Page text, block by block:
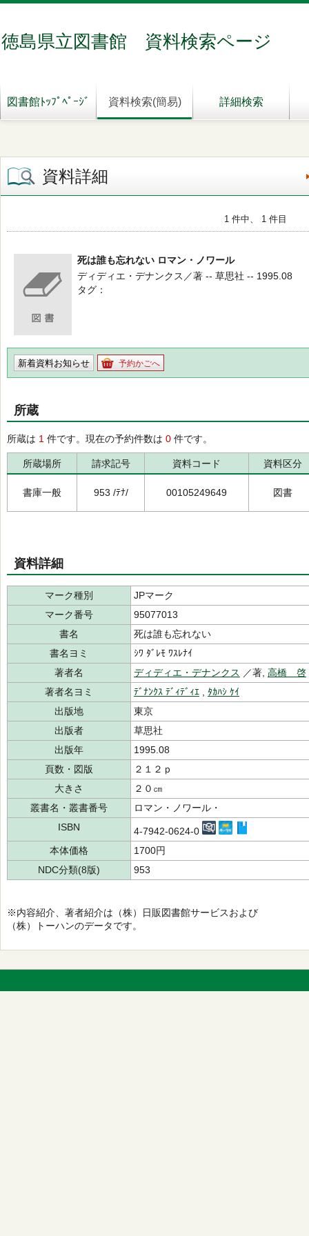
徳島県立図書館 資料検索ページ
図書館ﾄｯﾌﾟﾍﾟｰｼﾞ 資料検索(簡易) 詳細検索
資料詳細
1 件中、 1 件目
死は誰も忘れない ロマン・ノワール
ディディエ・デナンクス／著 -- 草思社 -- 1995.08
タグ
新着資料お知らせ 予約かごへ
所蔵
所蔵は 1 件です。現在の予約件数は 0 件です。
所蔵場所 請求記号 資料コード 資料区分
書庫一般 953 /ﾃﾅ/ 00105249649 図書
資料詳細
マーク種別
JPマーク
マーク番号
95077013
書名
死は誰も忘れない
書名ヨミ
ｼﾜ ﾀﾞﾚﾓ ﾜｽﾚﾅｲ
著者名
ディディエ・デナンクス ／著, 高橋 啓
著者名ヨミ
ﾃﾞﾅﾝｸｽ ﾃﾞｨﾃﾞｨｴ
ﾀｶﾊｼ ｹｲ
出版地
東京
出版者
草思社
出版年
1995.08
頁数・図版
２１２ｐ
大きさ
２０㎝
叢書名・叢書番号
ロマン・ノワール・
ISBN
4-7942-0624-0
本体価格
1700円
NDC分類(8版)
953
※内容紹介、著者紹介は（株）日販図書館サービスおよび
（株）トーハンのデータです。